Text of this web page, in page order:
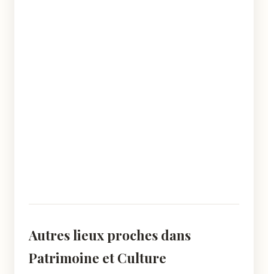
Autres lieux proches dans
Patrimoine et Culture